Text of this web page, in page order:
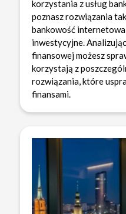
korzystania z usług
poznasz rozwiązania
bankowość
inwestycyjne.
finansowej możesz
korzystają z
rozwiązania, które
finansami.